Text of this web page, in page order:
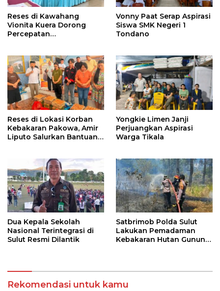
Reses di Kawahang
Vionita Kuera Dorong
Percepatan
Vonny Paat Serap Aspirasi
Siswa SMK Negeri 1
Tondano
Reses di Lokasi Korban
Kebakaran Pakowa, Amir
Liputo Salurkan Bantuan
Yongkie Limen Janji
Perjuangkan Aspirasi
Warga Tikala
Dua Kepala Sekolah
Nasional Terintegrasi di
Sulut Resmi Dilantik
Satbrimob Polda Sulut
Lakukan Pemadaman
Kebakaran Hutan Gunung
Rekomendasi untuk kamu